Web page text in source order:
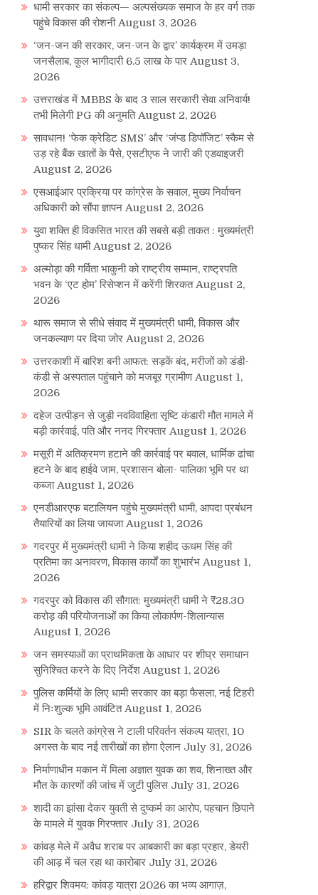
धामी सरकार का संकल्प— अल्पसंख्यक समाज के हर वर्ग तक
पहुंचे विकास की रोशनी August 3, 2026
‘जन-जन की सरकार, जन-जन के द्वार’ कार्यक्रम में उमड़ा
जनसैलाब, कुल भागीदारी 6.5 लाख के पार August 3,
2026
उत्तराखंड में MBBS के बाद 3 साल सरकारी सेवा अनिवार्य!
तभी मिलेगी PG की अनुमति August 2, 2026
सावधान! ‘फेक क्रेडिट SMS’ और ‘जंप्ड डिपॉजिट’ स्कैम से
उड़ रहे बैंक खातों के पैसे, एसटीएफ ने जारी की एडवाइजरी
August 2, 2026
एसआईआर प्रक्रिया पर कांग्रेस के सवाल, मुख्य निर्वाचन
अधिकारी को सौंपा ज्ञापन August 2, 2026
युवा शक्ति ही विकसित भारत की सबसे बड़ी ताकत : मुख्यमंत्री
पुष्कर सिंह धामी August 2, 2026
अल्मोड़ा की गर्विता भाकुनी को राष्ट्रीय सम्मान, राष्ट्रपति
भवन के ‘एट होम’ रिसेप्शन में करेंगी शिरकत August 2,
2026
थारू समाज से सीधे संवाद में मुख्यमंत्री धामी, विकास और
जनकल्याण पर दिया जोर August 2, 2026
उत्तरकाशी में बारिश बनी आफत: सड़कें बंद, मरीजों को डंडी-
कंडी से अस्पताल पहुंचाने को मजबूर ग्रामीण August 1,
2026
दहेज उत्पीड़न से जुड़ी नवविवाहिता सृष्टि कंडारी मौत मामले में
बड़ी कार्रवाई, पति और ननद गिरफ्तार August 1, 2026
मसूरी में अतिक्रमण हटाने की कार्रवाई पर बवाल, धार्मिक ढांचा
हटने के बाद हाईवे जाम, प्रशासन बोला- पालिका भूमि पर था
कब्जा August 1, 2026
एनडीआरएफ बटालियन पहुंचे मुख्यमंत्री धामी, आपदा प्रबंधन
तैयारियों का लिया जायजा August 1, 2026
गदरपुर में मुख्यमंत्री धामी ने किया शहीद ऊधम सिंह की
प्रतिमा का अनावरण, विकास कार्यों का शुभारंभ August 1,
2026
गदरपुर को विकास की सौगात: मुख्यमंत्री धामी ने ₹28.30
करोड़ की परियोजनाओं का किया लोकार्पण-शिलान्यास
August 1, 2026
जन समस्याओं का प्राथमिकता के आधार पर शीघ्र समाधान
सुनिश्चित करने के दिए निर्देश August 1, 2026
पुलिस कर्मियों के लिए धामी सरकार का बड़ा फैसला, नई टिहरी
में निःशुल्क भूमि आवंटित August 1, 2026
SIR के चलते कांग्रेस ने टाली परिवर्तन संकल्प यात्रा, 10
अगस्त के बाद नई तारीखों का होगा ऐलान July 31, 2026
निर्माणाधीन मकान में मिला अज्ञात युवक का शव, शिनाख्त और
मौत के कारणों की जांच में जुटी पुलिस July 31, 2026
शादी का झांसा देकर युवती से दुष्कर्म का आरोप, पहचान छिपाने
के मामले में युवक गिरफ्तार July 31, 2026
कांवड़ मेले में अवैध शराब पर आबकारी का बड़ा प्रहार, डेयरी
की आड़ में चल रहा था कारोबार July 31, 2026
हरिद्वार शिवमय: कांवड़ यात्रा 2026 का भव्य आगाज़,